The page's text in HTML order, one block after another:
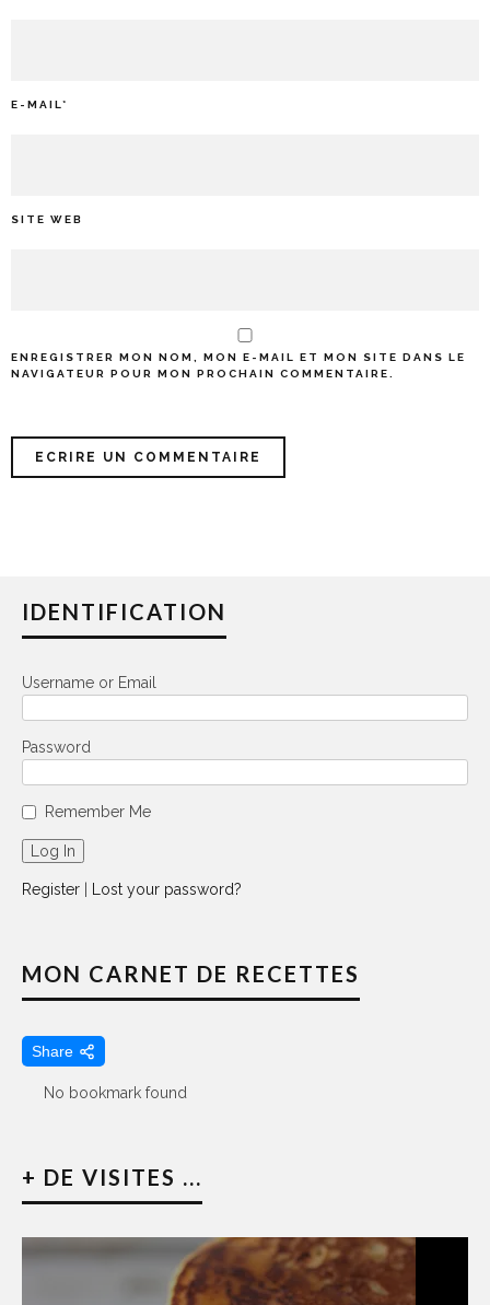
E-MAIL*
SITE WEB
ENREGISTRER MON NOM, MON E-MAIL ET MON SITE DANS LE
NAVIGATEUR POUR MON PROCHAIN COMMENTAIRE.
IDENTIFICATION
Username or Email
Password
Remember Me
Register Lost your password?
MON CARNET DE RECETTES
Share
No bookmark found
+ DE VISITES ...